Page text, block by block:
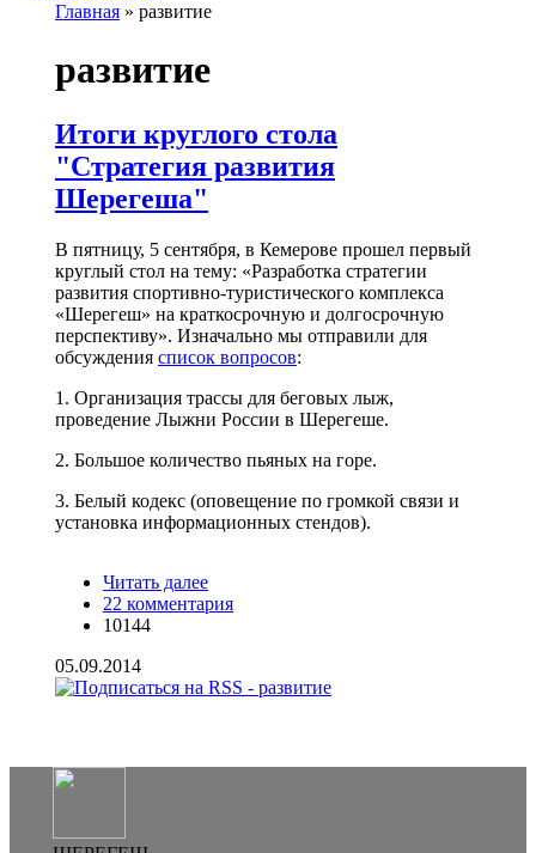
Главная » развитие
развитие
Итоги круглого стола
"Стратегия развития
Шерегеша"
В пятницу, 5 сентября, в Кемерове прошел первый
круглый стол на тему: «Разработка стратегии
развития спортивно-туристического комплекса
«Шерегеш» на краткосрочную и долгосрочную
перспективу». Изначально мы отправили для
обсуждения список вопросов:
1. Организация трассы для беговых лыж,
проведение Лыжни России в Шерегеше.
2. Большое количество пьяных на горе.
3. Белый кодекс (оповещение по громкой связи и
установка информационных стендов).
Читать далее
развития Шерегеша"
22 комментария
10144
05.09.2014